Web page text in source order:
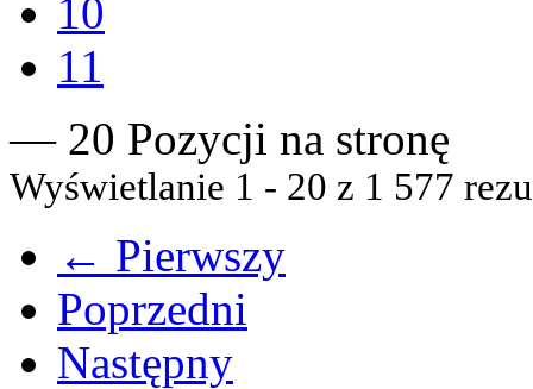
10
11
— 20 Pozycji na stronę
Wyświetlanie 1 - 20 z 1 577
← Pierwszy
Poprzedni
Następny